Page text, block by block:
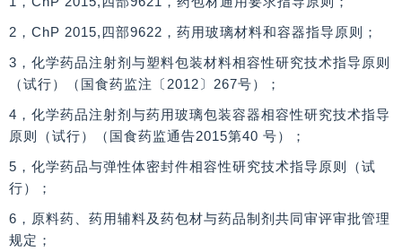
2，ChP 2015,四部9622，药用玻璃材料和容器指导原则；
3，化学药品注射剂与塑料包装材料相容性研究技术指导原则
（试行）（国食药监注〔2012〕267号）；
4，化学药品注射剂与药用玻璃包装容器相容性研究技术指导
原则（试行）（国食药监通告2015第40 号）；
5，化学药品与弹性体密封件相容性研究技术指导原则（试
行）；
6，原料药、药用辅料及药包材与药品制剂共同审评审批管理
规定；